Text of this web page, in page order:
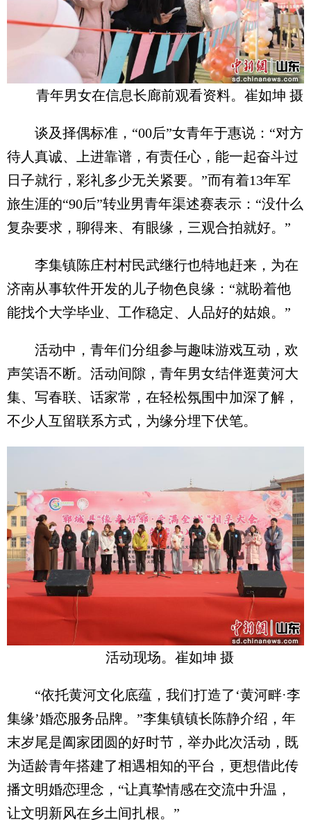
青年男女在信息长廊前观看资料。崔如坤 摄
谈及择偶标准，“00后”女青年于惠说：“对方
待人真诚、上进靠谱，有责任心，能一起奋斗过
日子就行，彩礼多少无关紧要。”而有着13年军
旅生涯的“90后”转业男青年渠述赛表示：“没什么
复杂要求，聊得来、有眼缘，三观合拍就好。”
李集镇陈庄村村民武继行也特地赶来，为在
济南从事软件开发的儿子物色良缘：“就盼着他
能找个大学毕业、工作稳定、人品好的姑娘。”
活动中，青年们分组参与趣味游戏互动，欢
声笑语不断。活动间隙，青年男女结伴逛黄河大
集、写春联、话家常，在轻松氛围中加深了解，
不少人互留联系方式，为缘分埋下伏笔。
活动现场。崔如坤 摄
“依托黄河文化底蕴，我们打造了‘黄河畔·李
集缘’婚恋服务品牌。”李集镇镇长陈静介绍，年
末岁尾是阖家团圆的好时节，举办此次活动，既
为适龄青年搭建了相遇相知的平台，更想借此传
播文明婚恋理念，“让真挚情感在交流中升温，
让文明新风在乡土间扎根。”